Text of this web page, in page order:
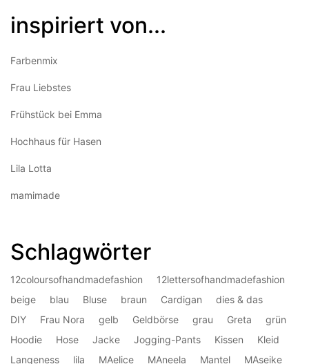
inspiriert von...
Farbenmix
Frau Liebstes
Frühstück bei Emma
Hochhaus für Hasen
Lila Lotta
mamimade
Schlagwörter
12coloursofhandmadefashion
12lettersofhandmadefashion
beige
blau Bluse braun Cardigan
dies & das
DIY
Frau Nora gelb Geldbörse grau Greta
grün
Hoodie
Hose Jacke Jogging-Pants Kissen
Kleid
Langeness
lila MAelice MAneela Mantel
MAseike